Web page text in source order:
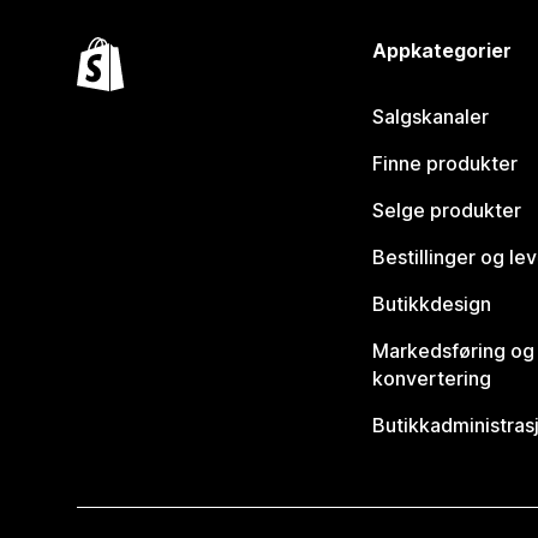
Appkategorier
Salgskanaler
Finne produkter
Selge produkter
Bestillinger og
Butikkdesign
Markedsføring og
konvertering